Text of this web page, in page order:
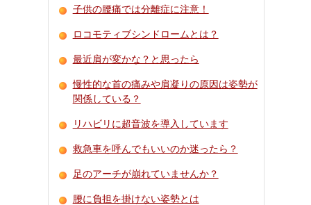
子供の腰痛では分離症に注意！
ロコモティブシンドロームとは？
最近肩が変かな？と思ったら
慢性的な首の痛みや肩凝りの原因は姿勢が
関係している？
リハビリに超音波を導入しています
救急車を呼んでもいいのか迷ったら？
足のアーチが崩れていませんか？
腰に負担を掛けない姿勢とは